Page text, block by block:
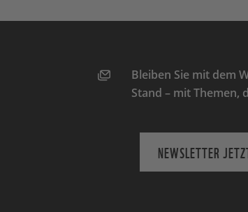
Bleiben Sie mit dem
Stand – mit Themen,
NEWSLETTER